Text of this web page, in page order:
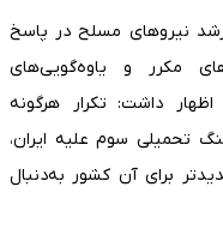
نیروهای مسلح در پاسخ
مکرر و یاوه‌گویی‌های
داشت: تکرار هرگونه
تحمیلی سوم علیه ایران،
برای آن کشور به‌دنبال